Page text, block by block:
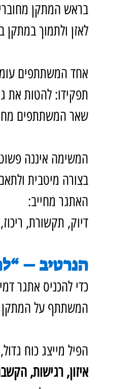
בראש המתקן
לאזן ולתמוך במתקן
אחד המשתתפים
תפקידו: להטות את
שאר המשתתפים
המשימה איננה
בצורה מיטבית
האתגר מחייב:
דיוק, תקשורת,
הנרטיב –
כדי להכניס אתגר
המשתתף על המתקן
הפיל מייצג כוח
איזון, רגישות,